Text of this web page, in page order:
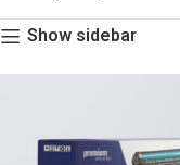
Show sidebar